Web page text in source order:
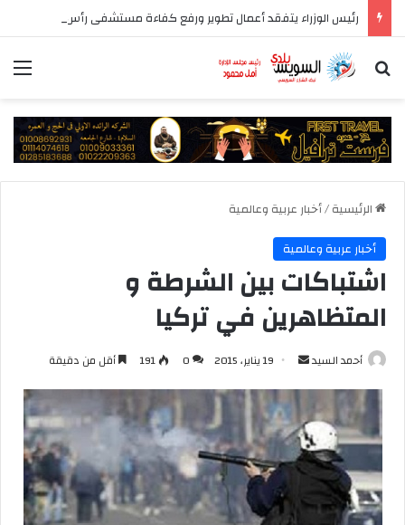
بحث عن
الرئيسية/أخبار عربية وعالمية
أخبار عربية وعالمية
اشتباكات بين الشرطة و
المتظاهرين في تركيا
أحمد السيد
أرسل
إلكترونيا
19 يناير، 2015 0
191 أقل من دقيقة